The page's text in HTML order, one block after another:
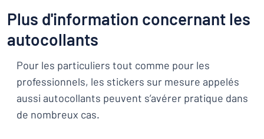
Plus d'information concernant les
autocollants
Pour les particuliers tout comme pour les
professionnels, les stickers sur mesure appelés
aussi autocollants peuvent s’avérer pratique dans
de nombreux cas.